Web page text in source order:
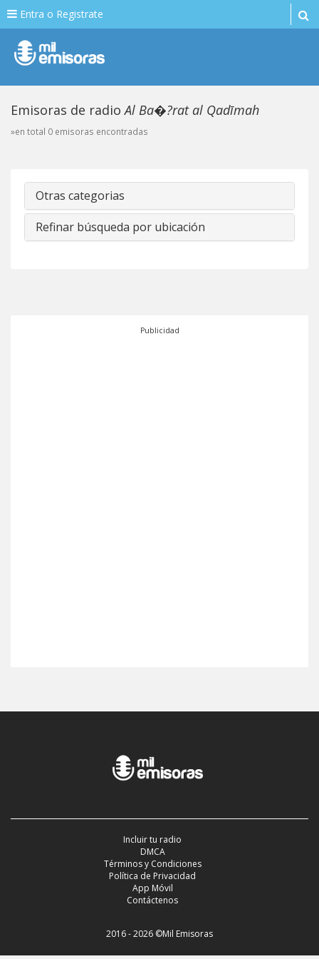
Entra o Registrate
Emisoras de radioAl Ba�?rat al Qadīmah
»en total 0 emisoras encontradas
Otras categorias
Refinar búsqueda por ubicación
Publicidad
Incluir tu radio
DMCA
Términos y Condiciones
Política de Privacidad
App Móvil
Contáctenos
2016 - 2026 ©Mil Emisoras